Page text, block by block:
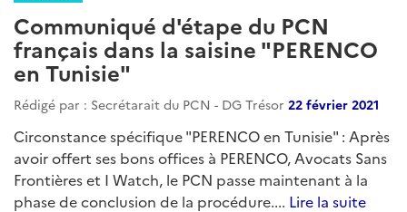
Communiqué d'étape du PCN
français dans la saisine "PERENCO
en Tunisie"
Rédigé par : Secrétarait du PCN - DG Trésor 22 février 2021
Circonstance spécifique "PERENCO en Tunisie" : Après
avoir offert ses bons offices à PERENCO, Avocats Sans
Frontières et I Watch, le PCN passe maintenant à la
phase de conclusion de la procédure.... Lire la suite